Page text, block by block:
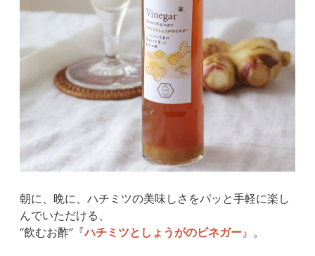
朝に、晩に、ハチミツの美味しさをパッと手軽に楽し
んでいただける、
“飲むお酢”『ハチミツとしょうがのビネガー 』。